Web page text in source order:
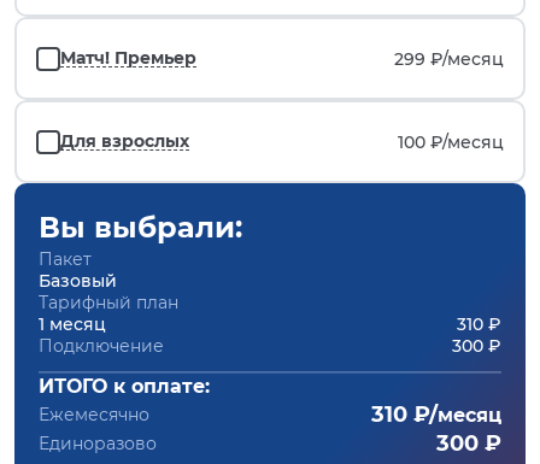
Матч! Премьер 299 ₽/месяц
Для взрослых 100 ₽/месяц
Вы выбрали:
Пакет
Базовый
Тарифный план
1 месяц
310 ₽
Подключение
300 ₽
ИТОГО к оплате:
Ежемесячно 310 ₽/месяц
Единоразово 300 ₽